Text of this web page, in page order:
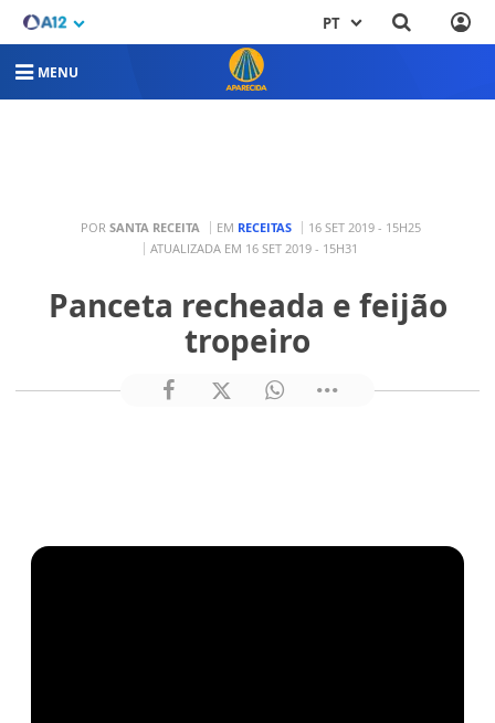
PT
MENU
POR SANTA RECEITA EM RECEITAS
16 SET 2019 - 15H25
ATUALIZADA EM 16 SET 2019 - 15H31
Panceta recheada e feijão
tropeiro